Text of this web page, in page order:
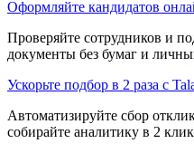
Оформляйте кандидатов
Проверяйте сотрудников и
документы без бумаг и
Ускорьте подбор в 2 раза с
Автоматизируйте сбор
собирайте аналитику в 2